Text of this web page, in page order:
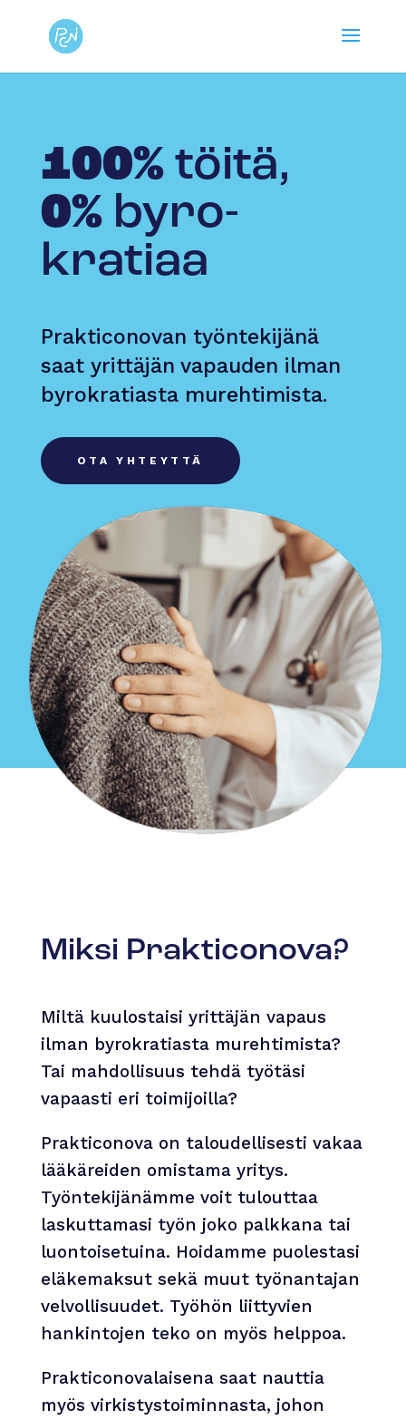
100%töitä,
0% byro­
kratiaa
Prakticonovan työntekijänä
saat yrittäjän vapauden ilman
byrokratiasta murehtimista.
OTA YHTEYTTÄ
Miksi Prakticonova?
Miltä kuulostaisi yrittäjän vapaus
ilman byrokratiasta murehtimista?
Tai mahdollisuus tehdä työtäsi
vapaasti eri toimijoilla?
Prakticonova on taloudellisesti vakaa
lääkäreiden omistama yritys.
Työntekijänämme voit tulouttaa
laskuttamasi työn joko palkkana tai
luontoisetuina. Hoidamme puolestasi
eläkemaksut sekä muut työnantajan
velvollisuudet. Työhön liittyvien
hankintojen teko on myös helppoa.
Prakticonovalaisena saat nauttia
myös virkistystoiminnasta, johon